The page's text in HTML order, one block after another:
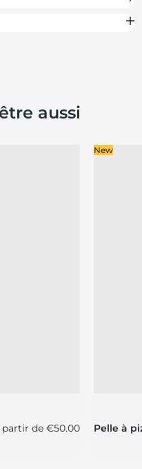
aussi
régulier
partir de€50.00
New
Pelle à